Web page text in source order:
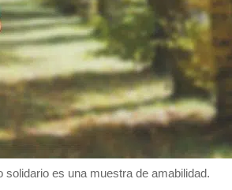
solidario es una muestra de amabilidad.